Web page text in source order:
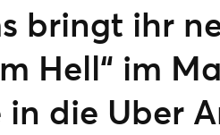
bringt ihr
Hell“ im
in die Uber